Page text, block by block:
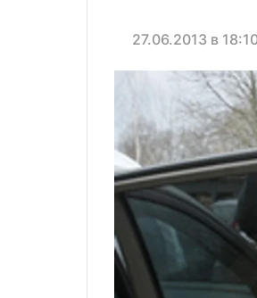
27.06.2013 в